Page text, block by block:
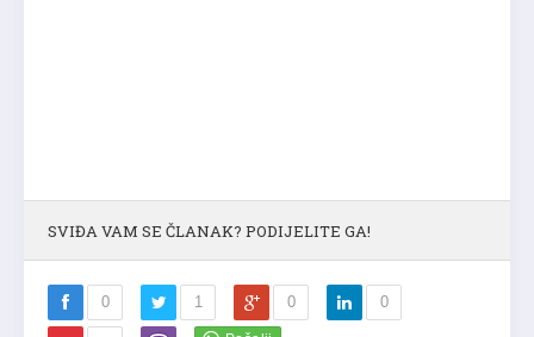
SVIĐA VAM SE ČLANAK? PODIJELITE GA!
0 1 0 0